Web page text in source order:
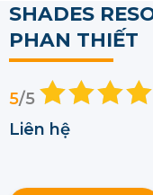
SHADES
PHAN THIẾT
5/5
Liên hệ